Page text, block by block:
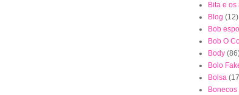
Bita e
Blog (12)
Bob
Bob O
Body
Bolo
Bolsa
Bonecos